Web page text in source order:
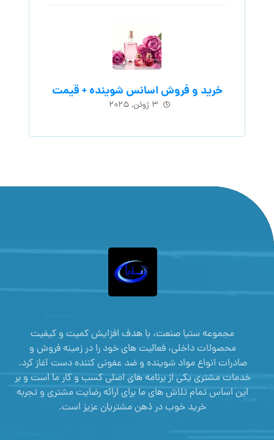
خرید و فروش اسانس شوینده + قیمت
۳ ژوئن, ۲۰۲۵
مجموعه ستیا صنعت، با هدف افزایش کمیت و کیفیت
محصولات داخلی، فعالیت های خود را در زمینه فروش و
صادرات انواع مواد شوینده و ضد عفونی کننده دست آغاز کرد.
خدمات مشتری یکی از برنامه های اصلی کسب و کار ما است و بر
این اساس تمام تلاش های ما برای ارائه رضایت مشتری و تجربه
خرید خوب در ذهن مشتریان عزیز است.